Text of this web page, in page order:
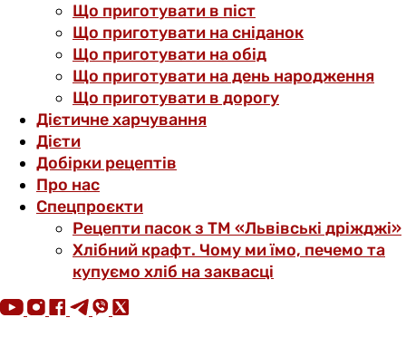
Що приготувати в піст
Що приготувати на сніданок
Що приготувати на обід
Що приготувати на день народження
Що приготувати в дорогу
Дієтичне харчування
Дієти
Добірки рецептів
Про нас
Спецпроєкти
Рецепти пасок з ТМ «Львівські дріжджі»
Хлібний крафт. Чому ми їмо, печемо та
купуємо хліб на заквасці